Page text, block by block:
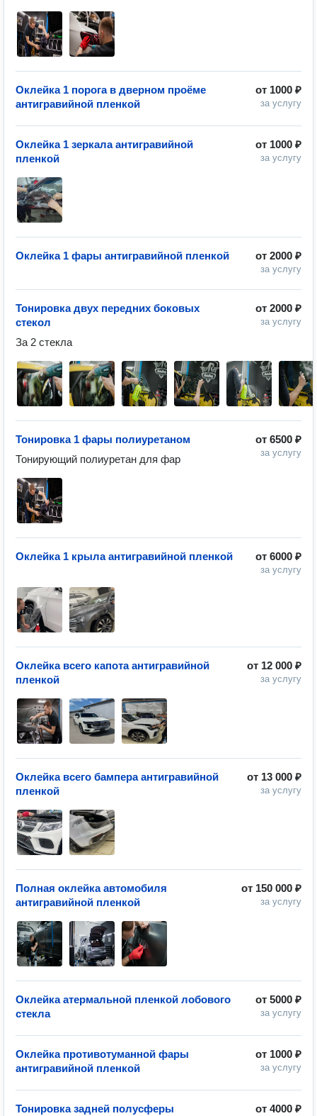
от 1000 ₽
за услугу
Оклейка 1 порога в дверном проёме
антигравийной пленкой
от 1000 ₽
за услугу
Оклейка 1 зеркала антигравийной
пленкой
от 2000 ₽
за услугу
Оклейка 1 фары антигравийной пленкой
от 2000 ₽
за услугу
Тонировка двух передних боковых
стекол
За 2 стекла
от 6500 ₽
за услугу
Тонировка 1 фары полиуретаном
Тонирующий полиуретан для фар
от 6000 ₽
за услугу
Оклейка 1 крыла антигравийной пленкой
от 12 000 ₽
за услугу
Оклейка всего капота антигравийной
пленкой
от 13 000 ₽
за услугу
Оклейка всего бампера антигравийной
пленкой
от 150 000 ₽
за услугу
Полная оклейка автомобиля
антигравийной пленкой
от 5000 ₽
за услугу
Оклейка атермальной пленкой лобового
стекла
от 1000 ₽
за услугу
Оклейка противотуманной фары
антигравийной пленкой
от 4000 ₽
Тонировка задней полусферы